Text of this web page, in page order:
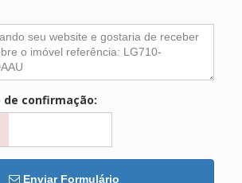
confirmação:
Enviar Formulário